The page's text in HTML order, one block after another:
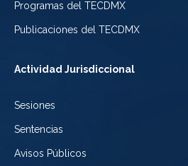
Programas del TECDMX
Publicaciones del TECDMX
Actividad Jurisdiccional
Sesiones
Sentencias
Avisos Públicos